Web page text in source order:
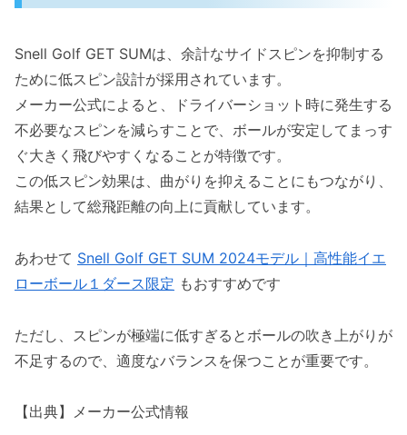
Snell Golf GET SUMは、余計なサイドスピンを抑制する
ために低スピン設計が採用されています。
メーカー公式によると、ドライバーショット時に発生する
不必要なスピンを減らすことで、ボールが安定してまっす
ぐ大きく飛びやすくなることが特徴です。
この低スピン効果は、曲がりを抑えることにもつながり、
結果として総飛距離の向上に貢献しています。
あわせて Snell Golf GET SUM 2024モデル｜高性能イエ
ローボール１ダース限定 もおすすめです
ただし、スピンが極端に低すぎるとボールの吹き上がりが
不足するので、適度なバランスを保つことが重要です。
【出典】メーカー公式情報